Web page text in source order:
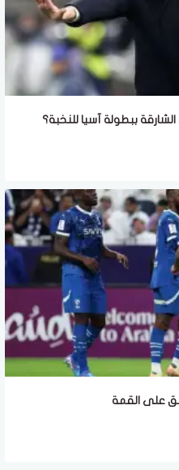
ببطولة آسيا للنخبة؟
على القمة